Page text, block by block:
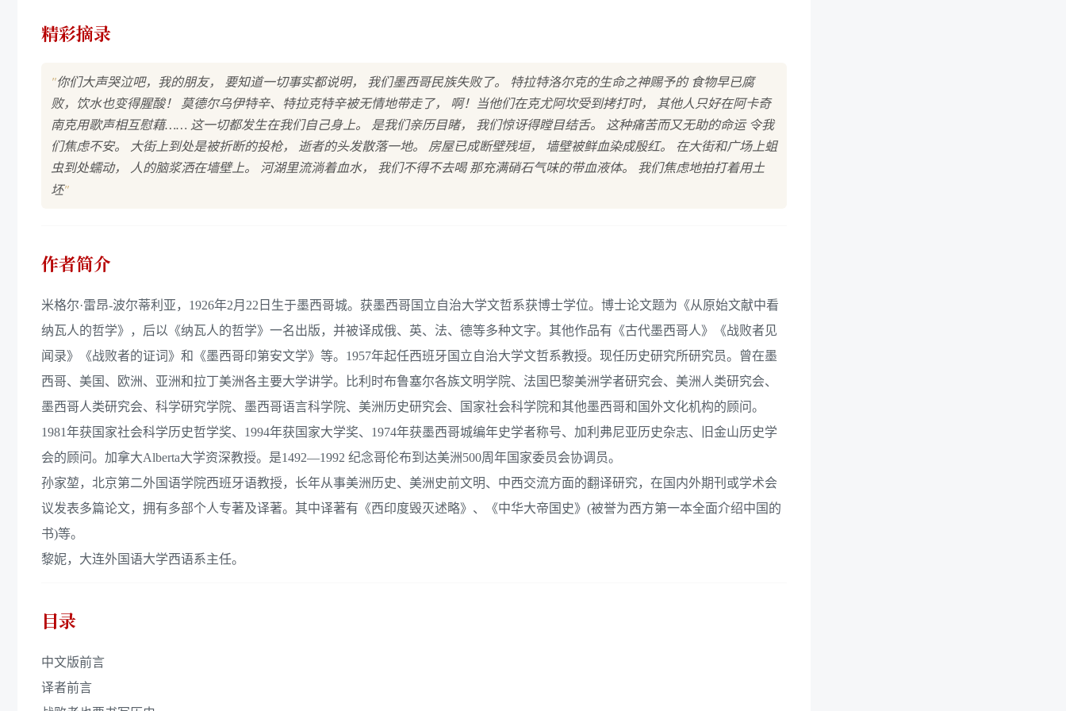
精彩摘录
"你们大声哭泣吧，我的朋友， 要知道一切事实都说明， 我们墨西哥民族失败了。 特拉特洛尔克的生命之神赐予的 食物早已腐
败，饮水也变得腥酸！ 莫德尔乌伊特辛、特拉克特辛被无情地带走了， 啊！当他们在克尤阿坎受到拷打时， 其他人只好在阿卡奇
南克用歌声相互慰藉…… 这一切都发生在我们自己身上。 是我们亲历目睹， 我们惊讶得瞠目结舌。 这种痛苦而又无助的命运 令我
们焦虑不安。 大街上到处是被折断的投枪， 逝者的头发散落一地。 房屋已成断壁残垣， 墙壁被鲜血染成殷红。 在大街和广场上蛆
虫到处蠕动， 人的脑浆洒在墙壁上。 河湖里流淌着血水， 我们不得不去喝 那充满硝石气味的带血液体。 我们焦虑地拍打着用土
坯"
作者简介
米格尔·雷昂-波尔蒂利亚，1926年2月22日生于墨西哥城。获墨西哥国立自治大学文哲系获博士学位。博士论文题为《从原始文献中看
纳瓦人的哲学》，后以《纳瓦人的哲学》一名出版，并被译成俄、英、法、德等多种文字。其他作品有《古代墨西哥人》《战败者见
闻录》《战败者的证词》和《墨西哥印第安文学》等。1957年起任西班牙国立自治大学文哲系教授。现任历史研究所研究员。曾在墨
西哥、美国、欧洲、亚洲和拉丁美洲各主要大学讲学。比利时布鲁塞尔各族文明学院、法国巴黎美洲学者研究会、美洲人类研究会、
墨西哥人类研究会、科学研究学院、墨西哥语言科学院、美洲历史研究会、国家社会科学院和其他墨西哥和国外文化机构的顾问。
1981年获国家社会科学历史哲学奖、1994年获国家大学奖、1974年获墨西哥城编年史学者称号、加利弗尼亚历史杂志、旧金山历史学
会的顾问。加拿大Alberta大学资深教授。是1492—1992 纪念哥伦布到达美洲500周年国家委员会协调员。
孙家堃，北京第二外国语学院西班牙语教授，长年从事美洲历史、美洲史前文明、中西交流方面的翻译研究，在国内外期刊或学术会
议发表多篇论文，拥有多部个人专著及译著。其中译著有《西印度毁灭述略》、《中华大帝国史》(被誉为西方第一本全面介绍中国的
书)等。
黎妮，大连外国语大学西语系主任。
目录
中文版前言
译者前言